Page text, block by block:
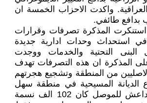
واكدت الاحزاب الخمسة ان
بدافع طائفي.
المذكرة تصرفات وقرارات
في استحداث وحدات ادارية جديدة
التحتية والخدمات ووجدت
المذكرة ان هذه التصرفات تهدف
من المنطقة وتشجيع هجرتهم
الديانة المسيحية في منطقة سهل
نينوى قبل اجتياح داعش للموصل كان 102 الف نسمة